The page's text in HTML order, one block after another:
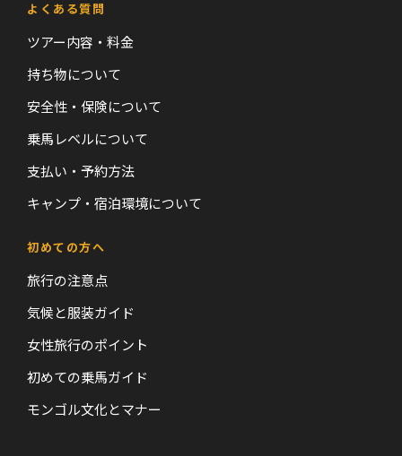
よくある質問
ツアー内容・料金
持ち物について
安全性・保険について
乗馬レベルについて
支払い・予約方法
キャンプ・宿泊環境について
初めての方へ
旅行の注意点
気候と服装ガイド
女性旅行のポイント
初めての乗馬ガイド
モンゴル文化とマナー